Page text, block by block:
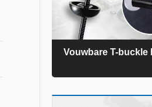
Vouwbare T-buckle